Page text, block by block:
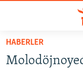
Esas
qaytmaq
HABERLER
HABERLER